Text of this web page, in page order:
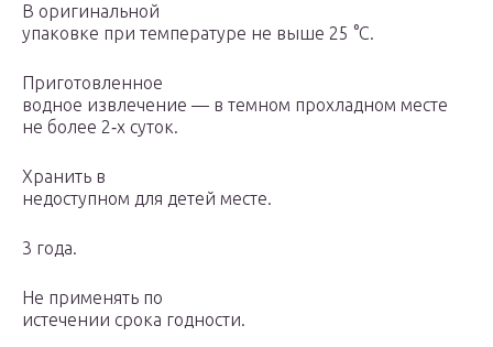
В оригинальной
упаковке при температуре не выше 25 °C.
Приготовленное
водное извлечение — в темном прохладном месте
не более 2‑х суток.
Хранить в
недоступном для детей месте.
3 года.
Не применять по
истечении срока годности.